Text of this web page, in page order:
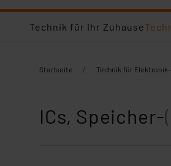
Technik für Ihr Zuhause
Startseite / Technik für
ICs, Speicher-